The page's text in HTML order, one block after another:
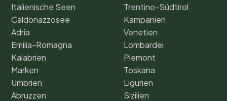
Italienische Seen
Caldonazzosee
Adria
Emilia-Romagna
Kalabrien
Marken
Umbrien
Abruzzen
Trentino-Südtirol
Kampanien
Venetien
Lombardei
Piemont
Toskana
Ligurien
Sizilien